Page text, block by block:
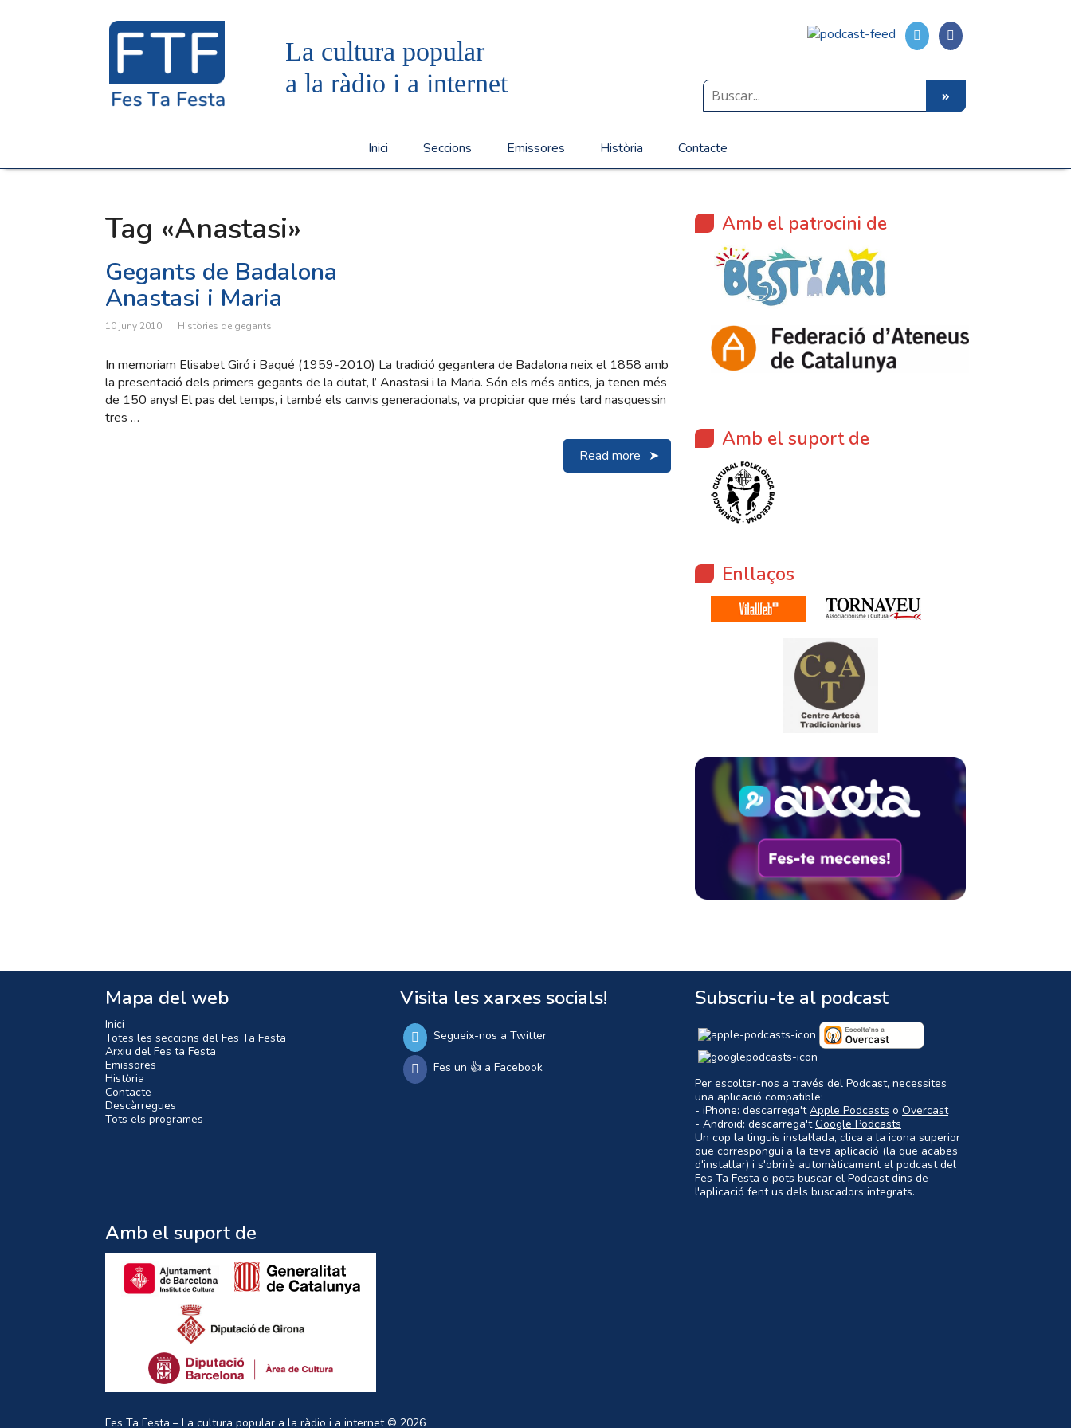
La cultura popular
a la ràdio i a internet
Inici Seccions Emissores Història Contacte
Tag «Anastasi»
Gegants de Badalona
Anastasi i Maria
10 juny 2010 Històries de gegants
In memoriam Elisabet Giró i Baqué (1959-2010) La tradició gegantera de Badalona neix el 1858 amb
la presentació dels primers gegants de la ciutat, l’ Anastasi i la Maria. Són els més antics, ja tenen més
de 150 anys! El pas del temps, i també els canvis generacionals, va propiciar que més tard nasquessin
tres …
Read more
Amb el patrocini de
Amb el suport de
Enllaços
Mapa del web
Inici
Totes les seccions del Fes Ta Festa
Arxiu del Fes ta Festa
Emissores
Història
Contacte
Descàrregues
Tots els programes
Visita les xarxes socials!
Segueix-nos a Twitter
Fes un 👍 a Facebook
Subscriu-te al podcast
Per escoltar-nos a través del Podcast, necessites
una aplicació compatible:
- iPhone: descarrega'tApple Podcasts o Overcast
- Android: descarrega'tGoogle Podcasts
Un cop la tinguis instal·lada, clica a la icona superior
que correspongui a la teva aplicació (la que acabes
d'instal·lar) i s'obrirà automàticament el podcast del
Fes Ta Festa o pots buscar el Podcast dins de
l'aplicació fent us dels buscadors integrats.
Amb el suport de
Fes Ta Festa – La cultura popular a la ràdio i a internet© 2026